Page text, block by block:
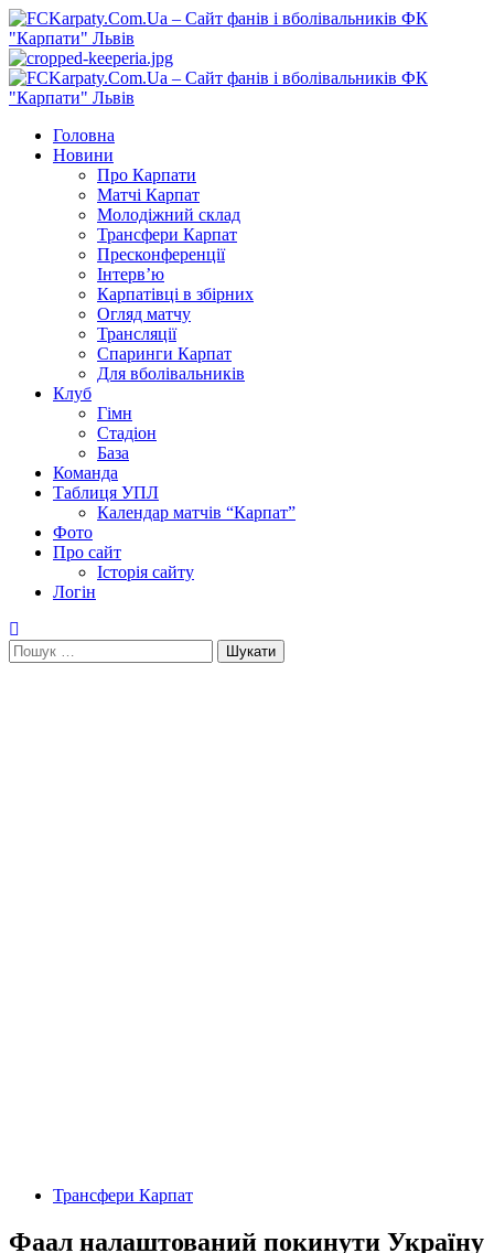
Перейти
до
вмісту
Primary
Menu
Головна
Новини
Про Карпати
Матчі Карпат
Молодіжний склад
Трансфери Карпат
Пресконференції
Інтерв’ю
Карпатівці в збірних
Огляд матчу
Трансляції
Спаринги Карпат
Для вболівальників
Клуб
Гімн
Стадіон
База
Команда
Таблиця УПЛ
Календар матчів “Карпат”
Фото
Про сайт
Історія сайту
Логін
Пошук:
Трансфери Карпат
Фаал налаштований покинути Україну